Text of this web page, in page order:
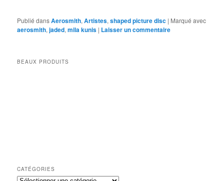
Publié dansAerosmith,Artistes,shaped picture disc | Marqué avec
aerosmith,jaded,mila kunis | Laisser un commentaire
BEAUX PRODUITS
CATÉGORIES